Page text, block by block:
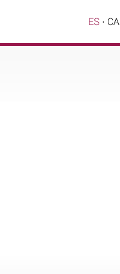
ES CA